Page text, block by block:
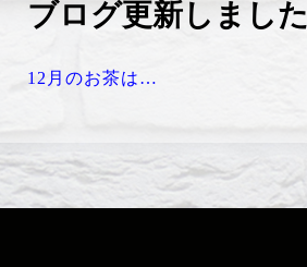
ブログ更新しました
12月のお茶は…